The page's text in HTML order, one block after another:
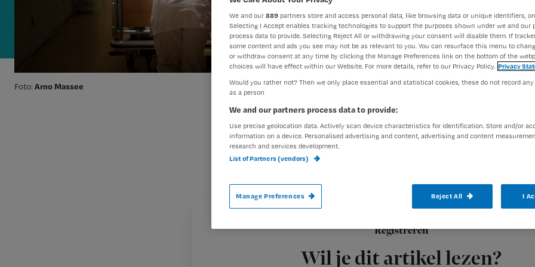
Foto: Arno Massee
Auteur:Annet Maseland9 februari
Registreren
Wil je dit artikel lezen?
De wetenschappelijke aanwijzingen
voor lijf en leden. Toch ontkom je er niet
schade van nachtdiensten beperken?
1.
We and our 889 partners store and access personal data, like browsing data or unique identifiers,
Selecting I Accept enables tracking technologies to support the purposes shown under we and our
process data to provide. Selecting Reject All or withdrawing your consent will disable them. If
some content and ads you see may not be as relevant to you. You can resurface this menu to
or withdraw consent at any time by clicking the Manage Preferences link on the bottom of the
choices will have effect within our Website. For more details, refer to our Privacy Policy. Privacy
Would you rather not? Then we only place essential and statistical cookies, these do not record
as a person
We and our partners process data to provide:
Use precise geolocation data. Actively scan device characteristics for identification. Store and/or
information on a device. Personalised advertising and content, advertising and content
research and services development.
List of Partners (vendors)
Manage Preferences Reject All I